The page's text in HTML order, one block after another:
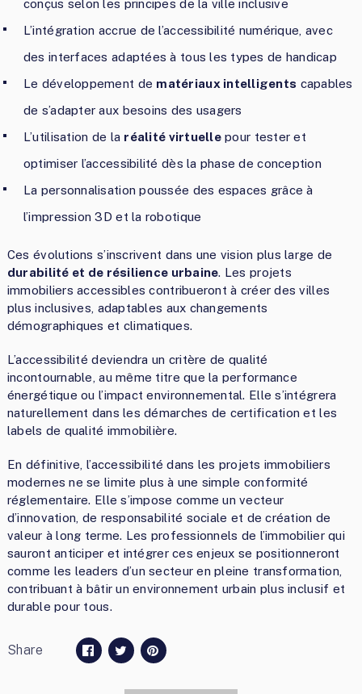
conçus selon les principes de la ville inclusive
L’intégration accrue de l’accessibilité numérique, avec
des interfaces adaptées à tous les types de handicap
Le développement de matériaux intelligents capables
de s’adapter aux besoins des usagers
L’utilisation de la réalité virtuellepour tester et
optimiser l’accessibilité dès la phase de conception
La personnalisation poussée des espaces grâce à
l’impression 3D et la robotique
Ces évolutions s’inscrivent dans une vision plus large de
durabilité et de résilience urbaine. Les projets
immobiliers accessibles contribueront à créer des villes
plus inclusives, adaptables aux changements
démographiques et climatiques.
L’accessibilité deviendra un critère de qualité
incontournable, au même titre que la performance
énergétique ou l’impact environnemental. Elle s’intégrera
naturellement dans les démarches de certification et les
labels de qualité immobilière.
En définitive, l’accessibilité dans les projets immobiliers
modernes ne se limite plus à une simple conformité
réglementaire. Elle s’impose comme un vecteur
d’innovation, de responsabilité sociale et de création de
valeur à long terme. Les professionnels de l’immobilier qui
sauront anticiper et intégrer ces enjeux se positionneront
comme les leaders d’un secteur en pleine transformation,
contribuant à bâtir un environnement urbain plus inclusif et
durable pour tous.
Share